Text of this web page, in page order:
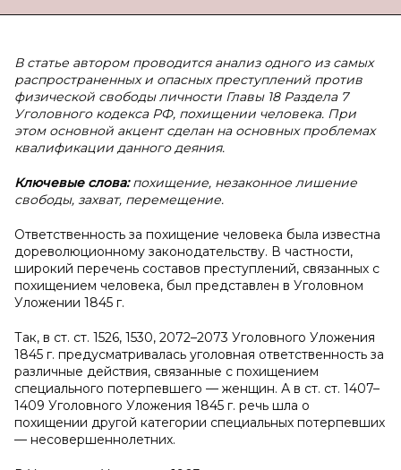
В статье автором проводится анализ одного из самых
распространенных и опасных преступлений против
физической свободы личности Главы 18 Раздела 7
Уголовного кодекса РФ, похищении человека. При
этом основной акцент сделан на основных проблемах
квалификации данного деяния.
Ключевые слова:похищение, незаконное лишение
свободы, захват, перемещение.
Ответственность за похищение человека была известна
дореволюционному законодательству. В частности,
широкий перечень составов преступлений, связанных с
похищением человека, был представлен в Уголовном
Уложении 1845 г.
Так, в ст. ст. 1526, 1530, 2072–2073 Уголовного Уложения
1845 г. предусматривалась уголовная ответственность за
различные действия, связанные с похищением
специального потерпевшего — женщин. А в ст. ст. 1407–
1409 Уголовного Уложения 1845 г. речь шла о
похищении другой категории специальных потерпевших
— несовершеннолетних.